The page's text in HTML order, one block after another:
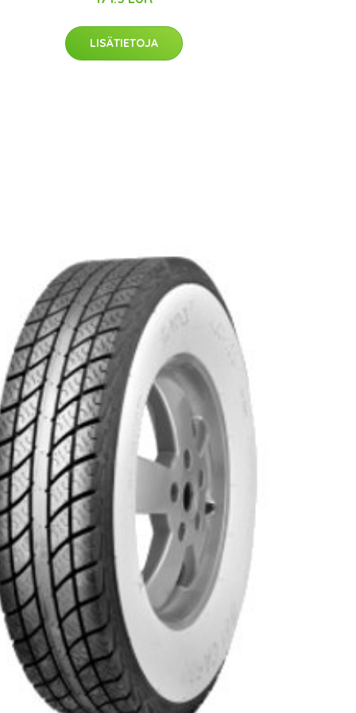
LISÄTIETOJA